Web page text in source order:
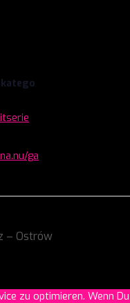
ga
– Ostrów
zu optimieren. Wenn